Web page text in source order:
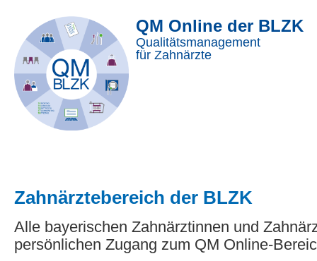
QM Online der BLZK
Qualitätsmanagement
für Zahnärzte
Zahnärztebereich der BLZK
Alle bayerischen Zahnärztinnen und
persönlichen Zugang zum QM Online-